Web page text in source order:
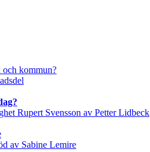
och kommun?
Rupert Svensson av Petter Lidbeck
av Sabine Lemire